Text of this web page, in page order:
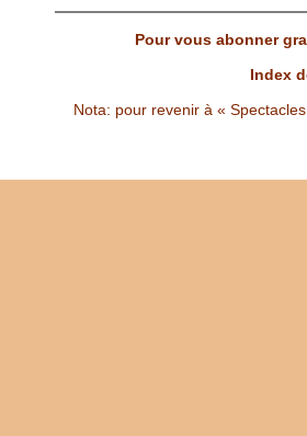
Pour vous abonner
Index
Nota: pour revenir à «